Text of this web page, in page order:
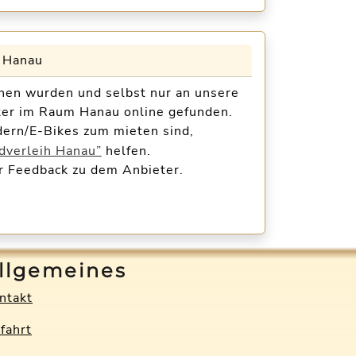
wurden und selbst nur an unsere
im Raum Hanau online gefunden.
E-Bikes zum mieten sind,
Hanau” helfen.
zu dem Anbieter.